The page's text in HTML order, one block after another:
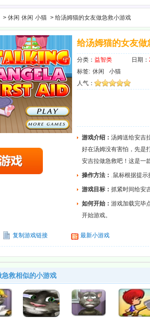
> 休闲 休闲 小猫 > 给汤姆猫的女友做急救小游戏
给汤姆猫的女友做
分类： 益智类 日期：
标签: 休闲
小猫
人气：
游戏介绍： 汤姆送给安吉
好在汤姆没有害怕，先是
安吉拉做急救吧！这是一
操作方法： 鼠标根据提示
游戏目标： 抓紧时间给安
如何开始： 游戏加载完毕
开始游戏。
复制游戏链接 最新小游戏
救相似的小游戏